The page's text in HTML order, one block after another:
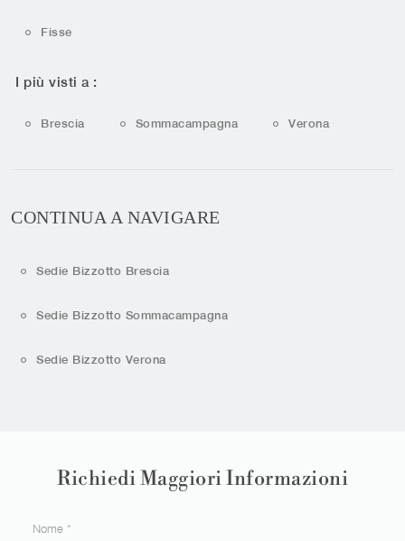
Fisse
I più visti a :
Brescia Sommacampagna Verona
CONTINUA A NAVIGARE
Sedie Bizzotto Brescia
Sedie Bizzotto Sommacampagna
Sedie Bizzotto Verona
Richiedi Maggiori Informazioni